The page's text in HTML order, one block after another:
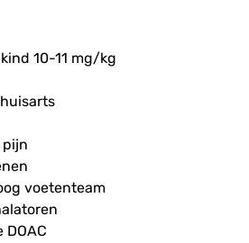
10-11 mg/kg
voetenteam